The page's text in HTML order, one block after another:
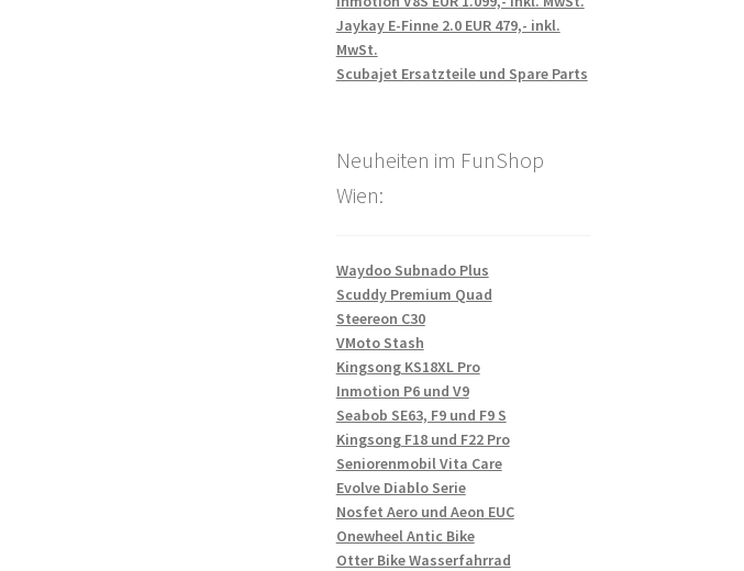
Jaykay E-Finne 2.0 EUR 479,- inkl.
MwSt.
Scubajet Ersatzteile und Spare Parts
Neuheiten im FunShop
Wien:
Waydoo Subnado Plus
Scuddy Premium Quad
Steereon C30
VMoto Stash
Kingsong KS18XL Pro
Inmotion P6 und V9
Seabob SE63, F9 und F9 S
Kingsong F18 und F22 Pro
Seniorenmobil Vita Care
Evolve Diablo Serie
Nosfet Aero und Aeon EUC
Onewheel Antic Bike
Otter Bike Wasserfahrrad